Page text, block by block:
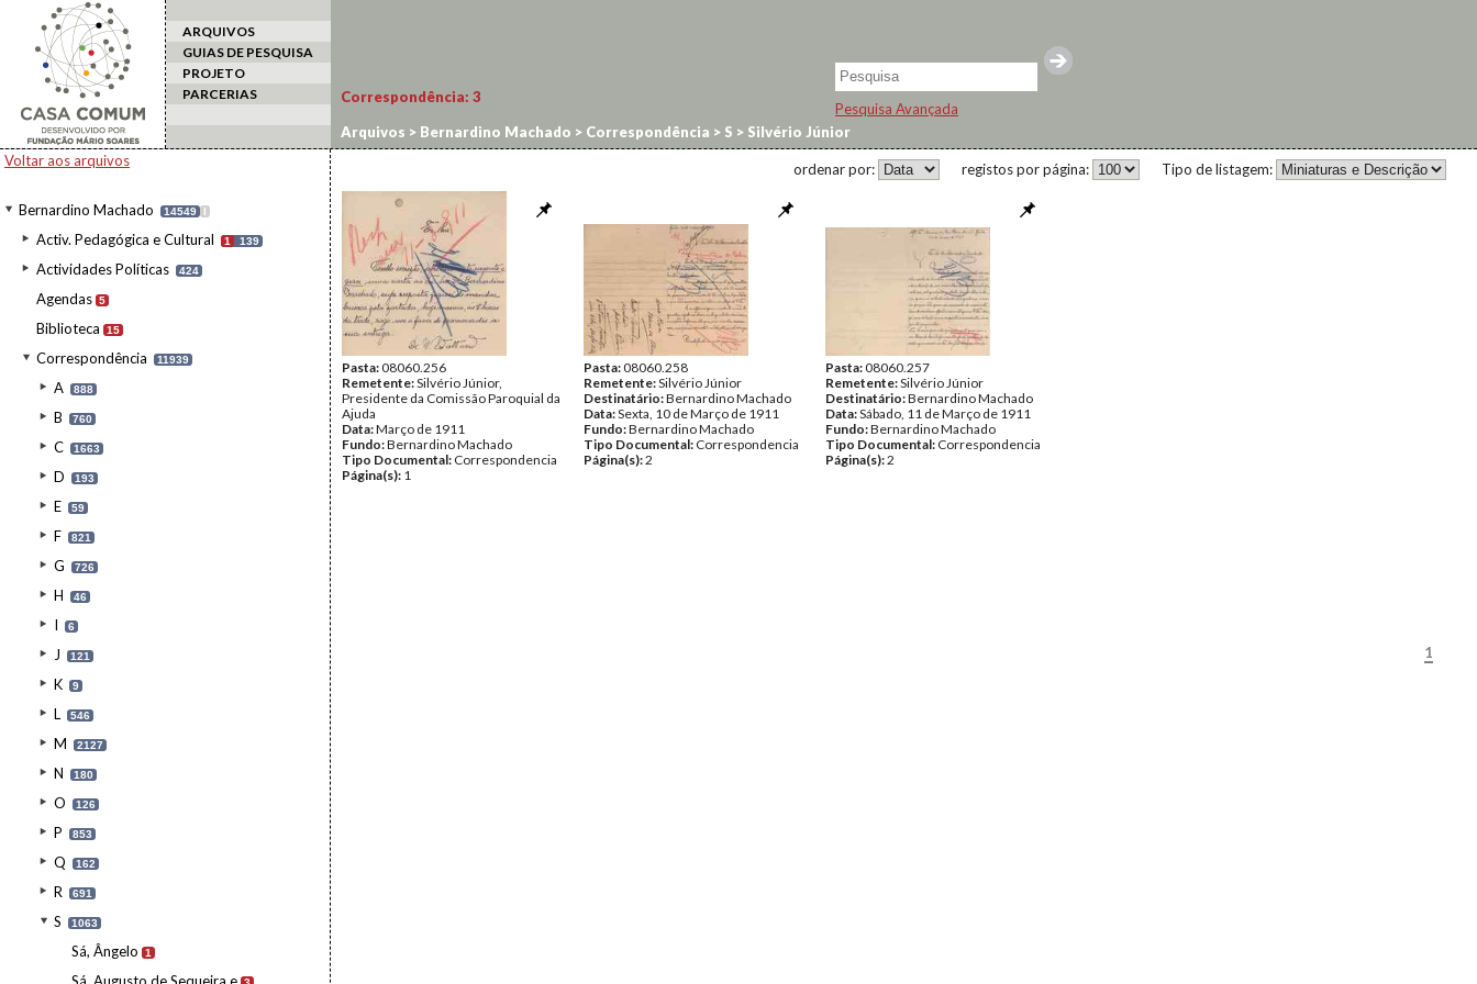
ARQUIVOS
GUIAS DE PESQUISA
PROJETO
PARCERIAS
Pesquisa Avançada
Voltar aos arquivos
Bernardino Machado 14549 I
Activ. Pedagógica e Cultural 1 139
Actividades Políticas 424
Agendas 5
Biblioteca 15
Correspondência 11939
A 888
B 760
C 1663
D 193
E 59
F 821
G 726
H 46
I 6
J 121
K 9
L 546
M 2127
N 180
O 126
P 853
Q 162
R 691
S 1063
Sá, Ângelo 1
Correspondência: 3
Arquivos > Bernardino Machado > Correspondência > S > Silvério Júnior
Tipo de listagem:
registos por página:
ordenar por:
Pasta:08060.256
Remetente:Silvério Júnior,
Presidente da Comissão Paroquial da
Ajuda
Data:Março de 1911
Fundo:Bernardino Machado
Tipo Documental: Correspondencia
Página(s): 1
Pasta:08060.258
Remetente:Silvério Júnior
Destinatário:Bernardino Machado
Data:Sexta, 10 de Março de 1911
Fundo:Bernardino Machado
Tipo Documental: Correspondencia
Página(s):2
Pasta:08060.257
Remetente:Silvério Júnior
Destinatário:Bernardino Machado
Data:Sábado, 11 de Março de 1911
Fundo:Bernardino Machado
Tipo Documental: Correspondencia
Página(s):2
1